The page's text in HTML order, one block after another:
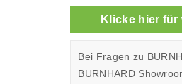
Klicke hier für
Bei Fragen zu
BURNHARD